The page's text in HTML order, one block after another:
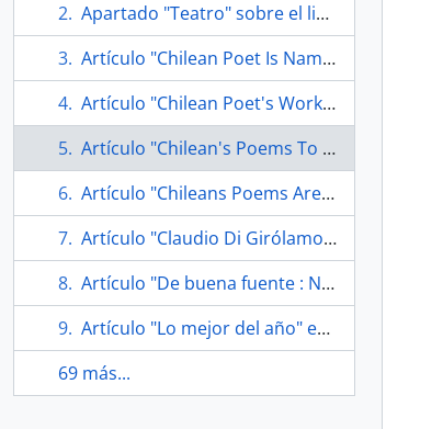
Apartado "Teatro" sobre el libro Lear : rey & mendigo
Artículo "Chilean Poet Is Named LSU Visiting Prof" de The Times-Picayune/The New Orleans Advocate
Artículo "Chilean Poet's Work To Be Read" de The Times-Picayune/The New Orleans Advocate
Artículo "Chilean's Poems To Be Presented at LSU Reading" de The Times-Picayune/The New Orleans Advocate
Artículo "Chileans Poems Are Translated" de The Times-Picayune/The New Orleans Advocate
Artículo "Claudio Di Girólamo se perfila como sucesor de Morgana Rodríguez en CCPLM"
Artículo "De buena fuente : Nuevo libro de Nicanor Parra" en Revista de Libros
Artículo "Lo mejor del año" en Emol
69 más...